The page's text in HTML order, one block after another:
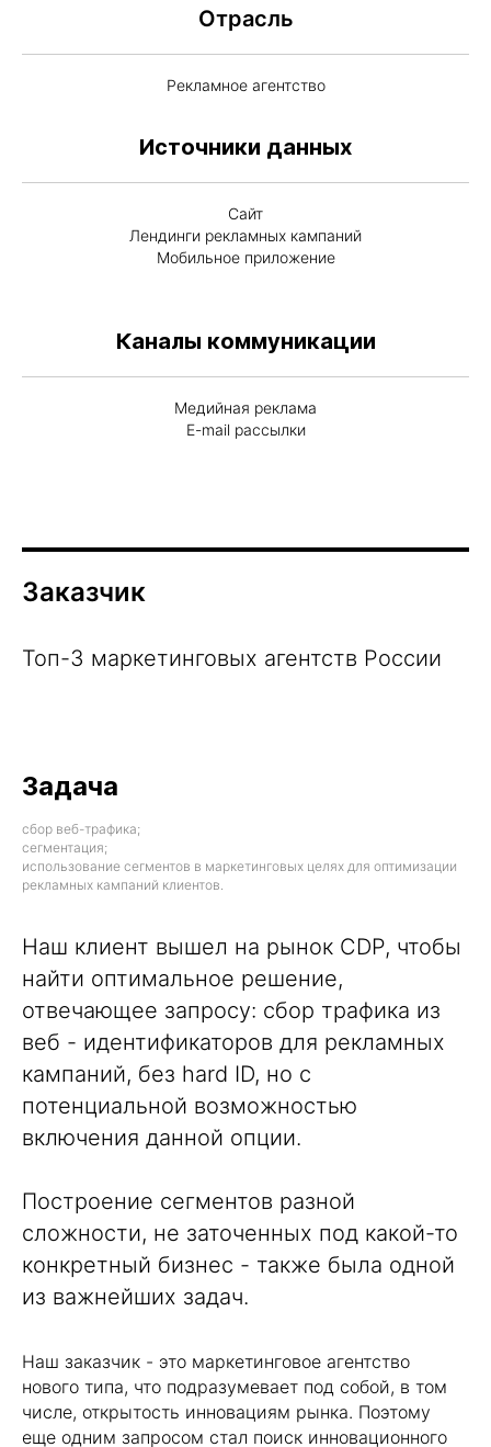
Отрасль
Рекламное агентство
Источники данных
Сайт
Лендинги рекламных кампаний
Мобильное приложение
Каналы коммуникации
Медийная реклама
E-mail рассылки
Заказчик
Топ-3 маркетинговых агентств России
Задача
сбор веб-трафика;
сегментация;
использование сегментов в маркетинговых целях для оптимизации
рекламных кампаний клиентов.
Наш клиент вышел на рынок CDP, чтобы
найти оптимальное решение,
отвечающее запросу: сбор трафика из
веб - идентификаторов для рекламных
кампаний, без hard ID, но с
потенциальной возможностью
включения данной опции.
Построение сегментов разной
сложности, не заточенных под какой-то
конкретный бизнес - также была одной
из важнейших задач.
Наш заказчик - это маркетинговое агентство
нового типа, что подразумевает под собой, в том
числе, открытость инновациям рынка. Поэтому
еще одним запросом стал поиск инновационного